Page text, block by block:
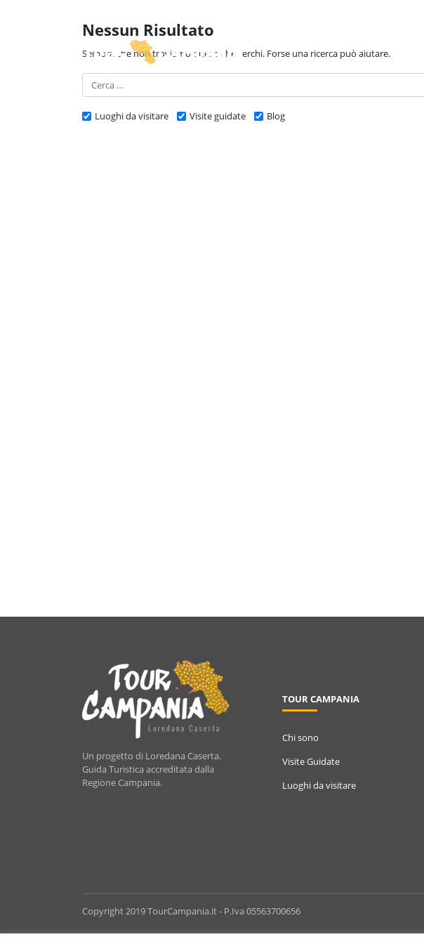
Nessun Risultato
Sembra che non troviamo quello che cerchi. Forse una ricerca può aiutare.
Cerca
Luoghi da visitare Visite guidate Blog
Un progetto di Loredana Caserta.
Guida Turistica accreditata dalla
Regione Campania.
TOUR CAMPANIA
Chi sono
Visite Guidate
Luoghi da visitare
Copyright 2019 TourCampania.it - P.Iva 05563700656